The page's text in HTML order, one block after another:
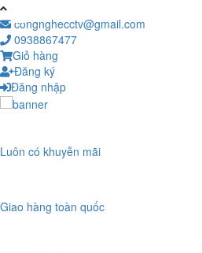
congnghecctv@gmail.com
0938867477
Giỏ hàng
Đăng ký
Đăng nhập
Luôn có khuyễn mãi
Giao hàng toàn quốc